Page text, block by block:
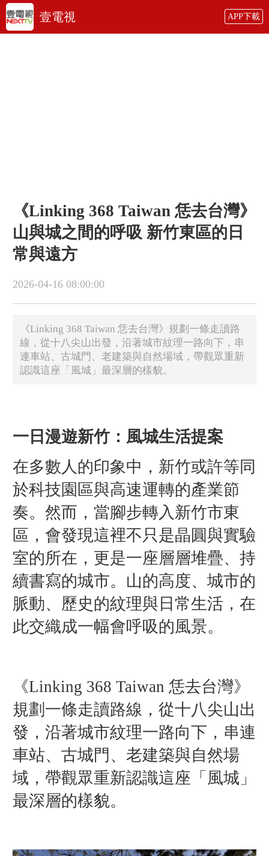
壹電視 APP下載
《Linking 368 Taiwan 恁去台灣》
山與城之間的呼吸 新竹東區的日
常與遠方
2026-04-16 08:00:00
《Linking 368 Taiwan 恁去台灣》規劃一條走讀路
線，從十八尖山出發，沿著城市紋理一路向下，串
連車站、古城門、老建築與自然場域，帶觀眾重新
認識這座「風城」最深層的樣貌。
一日漫遊新竹：風城生活提案
在多數人的印象中，新竹或許等同
於科技園區與高速運轉的產業節
奏。然而，當腳步轉入新竹市東
區，會發現這裡不只是晶圓與實驗
室的所在，更是一座層層堆疊、持
續書寫的城市。山的高度、城市的
脈動、歷史的紋理與日常生活，在
此交織成一幅會呼吸的風景。
《Linking 368 Taiwan 恁去台灣》
規劃一條走讀路線，從十八尖山出
發，沿著城市紋理一路向下，串連
車站、古城門、老建築與自然場
域，帶觀眾重新認識這座「風城」
最深層的樣貌。